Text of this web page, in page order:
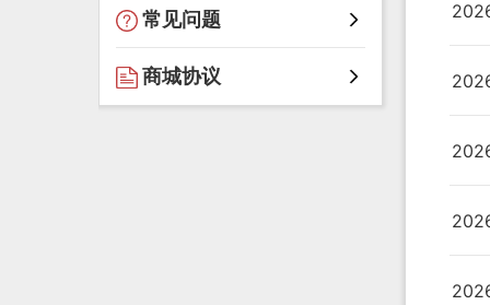
常见问题
商城协议